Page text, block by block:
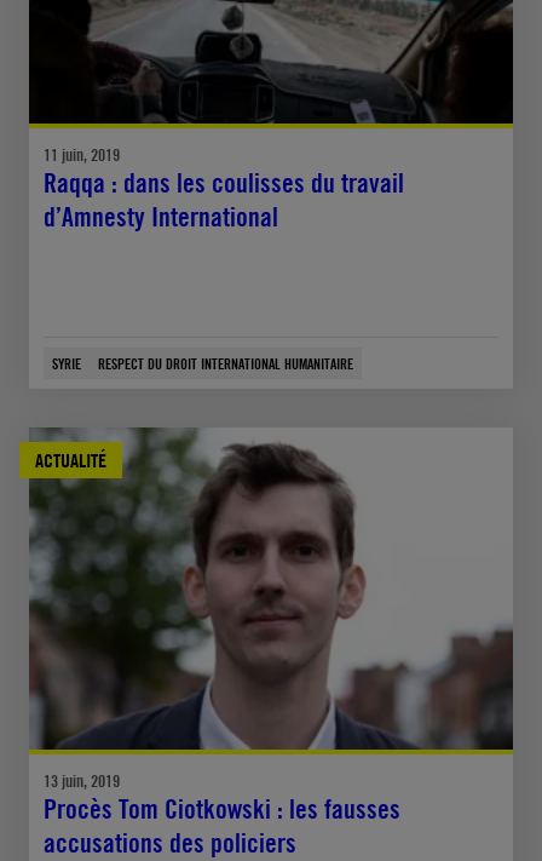
11 juin, 2019
Raqqa : dans les coulisses du travail
d’Amnesty International
SYRIE RESPECT DU DROIT INTERNATIONAL HUMANITAIRE
ACTUALITÉ
13 juin, 2019
Procès Tom Ciotkowski : les fausses
accusations des policiers